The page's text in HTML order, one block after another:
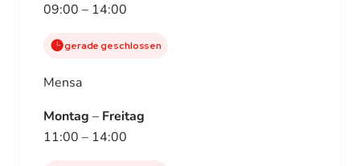
09:00 – 14:00
gerade geschlossen
Mensa
Montag – Freitag
11:00 – 14:00